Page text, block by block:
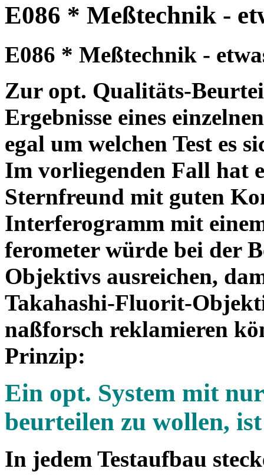
E086 * Meßtechnik -
E086 * Meßtechnik -
Zur opt. Qualitäts-
Ergebnisse eines
egal um welchen Test es
Im vorliegenden Fall hat
Sternfreund mit guten
Interferogramm mit
ferometer würde bei der
Objektivs ausreichen,
Takahashi-Fluorit-
naßforsch reklamieren
Prinzip:
Ein opt. System mit
beurteilen zu wollen,
In jedem Testaufbau